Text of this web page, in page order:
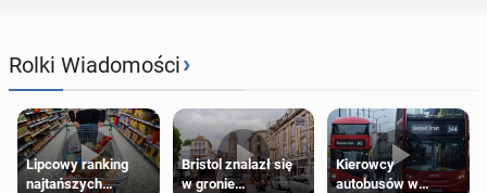
Rolki Wiadomości›
Lipcowy ranking
najtańszych
Bristol znalazł się
w gronie
Kierowcy
autobusów w